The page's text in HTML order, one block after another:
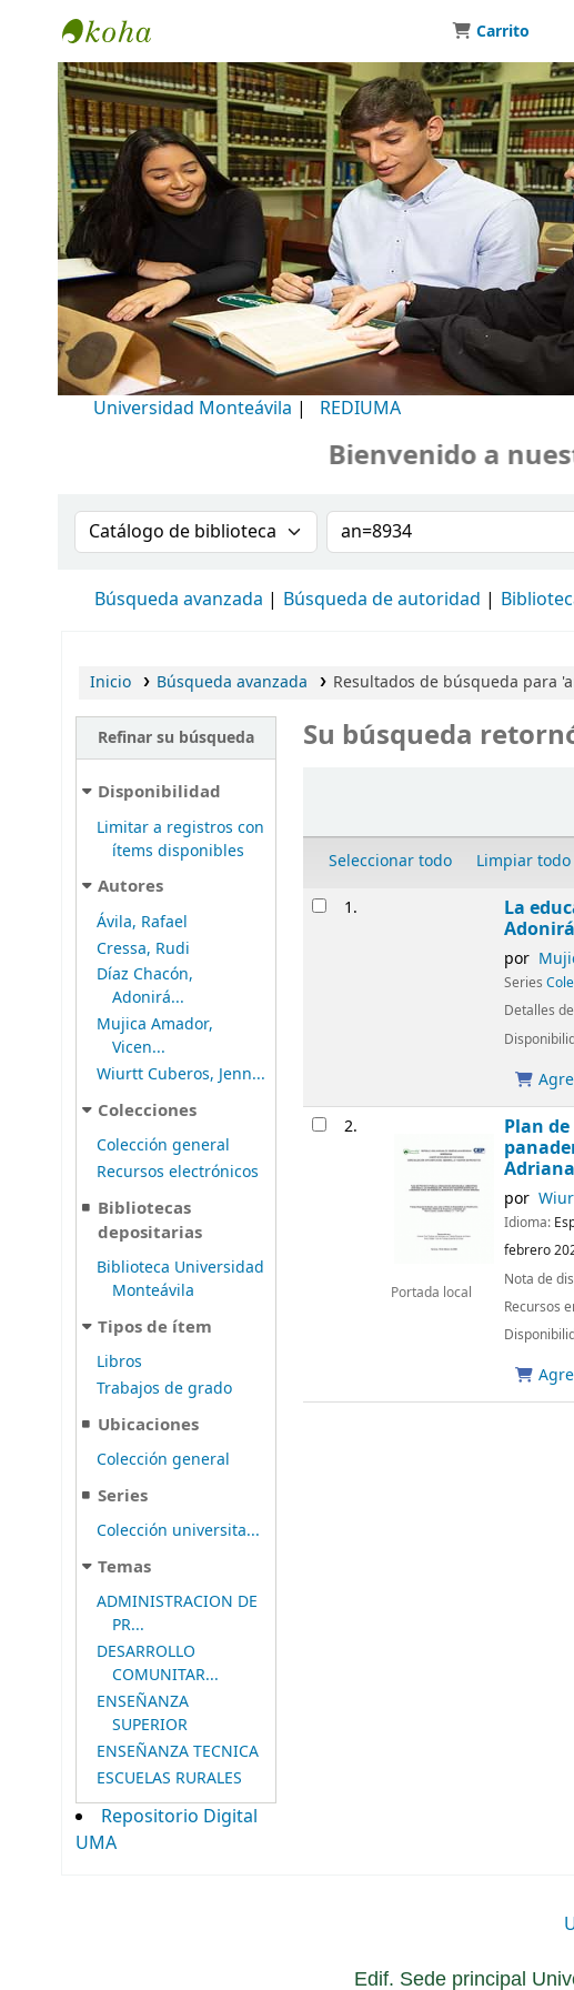
Biblioteca Universidad Monteávila
Carrito
Universidad Monteávila | REDIUMA
Bienvenido a
Buscar en el catálogo por:Buscar en el catálogo
Búsqueda avanzada Búsqueda de autoridad
Inicio Búsqueda avanzada Resultados de búsqueda para
Refinar su búsqueda
Disponibilidad
Limitar a registros con
ítems disponibles
Autores
Ávila, Rafael
Cressa, Rudi
Díaz Chacón,
Adonirá...
Mujica Amador,
Vicen...
Wiurtt Cuberos, Jenn...
Colecciones
Colección general
Recursos electrónicos
Bibliotecas
depositarias
Biblioteca Universidad
Monteávila
Tipos de ítem
Libros
Trabajos de grado
Ubicaciones
Colección general
Series
Colección universita...
Temas
ADMINISTRACION DE
PR...
DESARROLLO
COMUNITAR...
ENSEÑANZA
SUPERIOR
ENSEÑANZA TECNICA
ESCUELAS RURALES
Repositorio Digital
UMA
Su búsqueda
Seleccionar todo Limpiar todo
Resultados
1. La
por
Series
Detalles
2.
Portada local
Plan
por
Idioma:
febrero
Nota de
Recursos
Edif. Sede principal